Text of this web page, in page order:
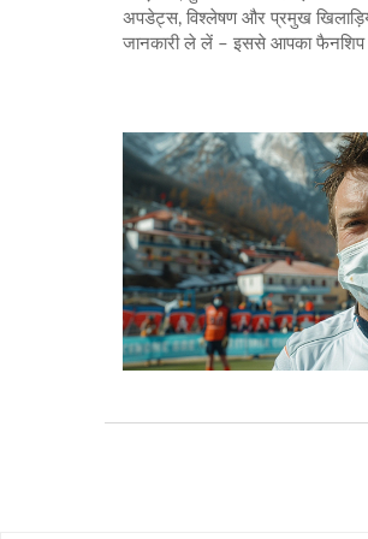
अपडेट्स, विश्लेषण और प्रमुख
जानकारी ले लें – इससे आपका फैनशिप